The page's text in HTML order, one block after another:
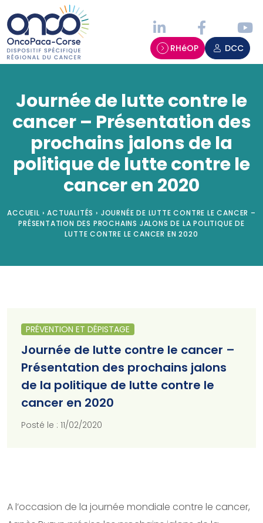
RHéOP DCC
Journée de lutte contre le
cancer – Présentation des
prochains jalons de la
politique de lutte contre le
cancer en 2020
ACCUEIL › ACTUALITÉS › JOURNÉE DE LUTTE CONTRE LE CANCER –
PRÉSENTATION DES PROCHAINS JALONS DE LA POLITIQUE DE
LUTTE CONTRE LE CANCER EN 2020
PRÉVENTION ET DÉPISTAGE
Journée de lutte contre le cancer –
Présentation des prochains jalons
de la politique de lutte contre le
cancer en 2020
Posté le : 11/02/2020
A l’occasion de la journée mondiale contre le cancer,
Panneau de gestion des cookies